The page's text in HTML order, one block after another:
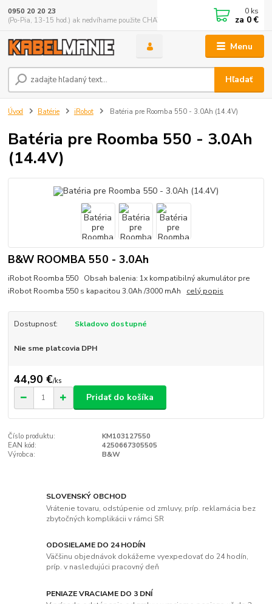
Menu
Hľadať
0950 20 20 23
(Po-Pia, 13-15 hod.) ak nedvíhame použite CHATBOX
0 ks
za 0 €
Úvod Batérie iRobot Batéria pre Roomba 550 - 3.0Ah (14.4V)
Batéria pre Roomba 550 - 3.0Ah
(14.4V)
B&W ROOMBA 550 - 3.0Ah
iRobot Roomba 550 Obsah balenia: 1x kompatibilný akumulátor pre
iRobot Roomba 550 s kapacitou 3.0Ah /3000 mAh celý popis
Dostupnosť: Skladovo dostupné
Nie sme platcovia DPH
44,90 €/ks
Pridať do košíka
Číslo produktu:
KM103127550
EAN kód:
4250667305505
Výrobca:
B&W
SLOVENSKÝ OBCHOD
Vrátenie tovaru, odstúpenie od zmluvy, príp. reklamácia bez
zbytočných komplikácii v rámci SR
ODOSIELAME DO 24 HODÍN
Väčšinu objednávok dokážeme vyexpedovať do 24 hodín,
príp. v nasledujúci pracovný deň
PENIAZE VRACIAME DO 3 DNÍ